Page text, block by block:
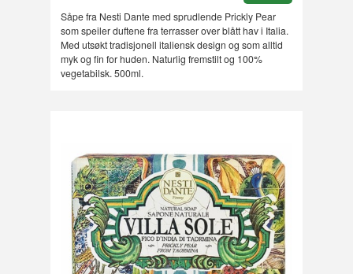
Såpe fra Nesti Dante med sprudlende Prickly Pear
som speiler duftene fra terrasser over blått hav i Italia.
Med utsøkt tradisjonell italiensk design og som alltid
myk og fin for huden. Naturlig fremstilt og 100%
vegetabilsk. 500ml.